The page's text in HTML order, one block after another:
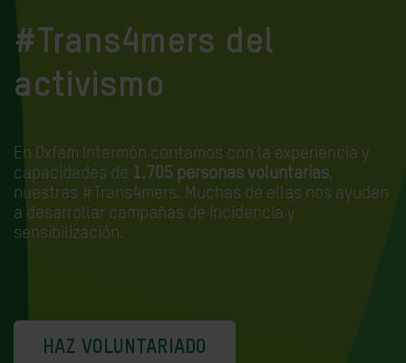
#Trans4mers del
activismo
En Oxfam Intermón contamos con la experiencia y
capacidades de 1.705 personas voluntarias,
nuestras #Trans4mers. Muchas de ellas nos ayudan
a desarrollar campañas de incidencia y
sensibilización.
HAZ VOLUNTARIADO